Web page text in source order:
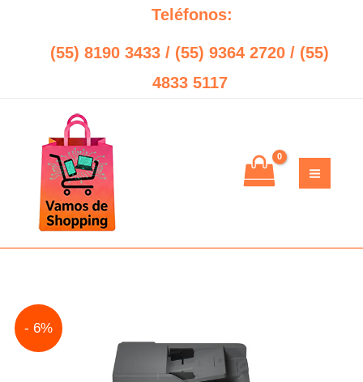
contenido
Teléfonos:
(55) 8190 3433 / (55) 9364 2720 / (55)
4833 5117
- 6%